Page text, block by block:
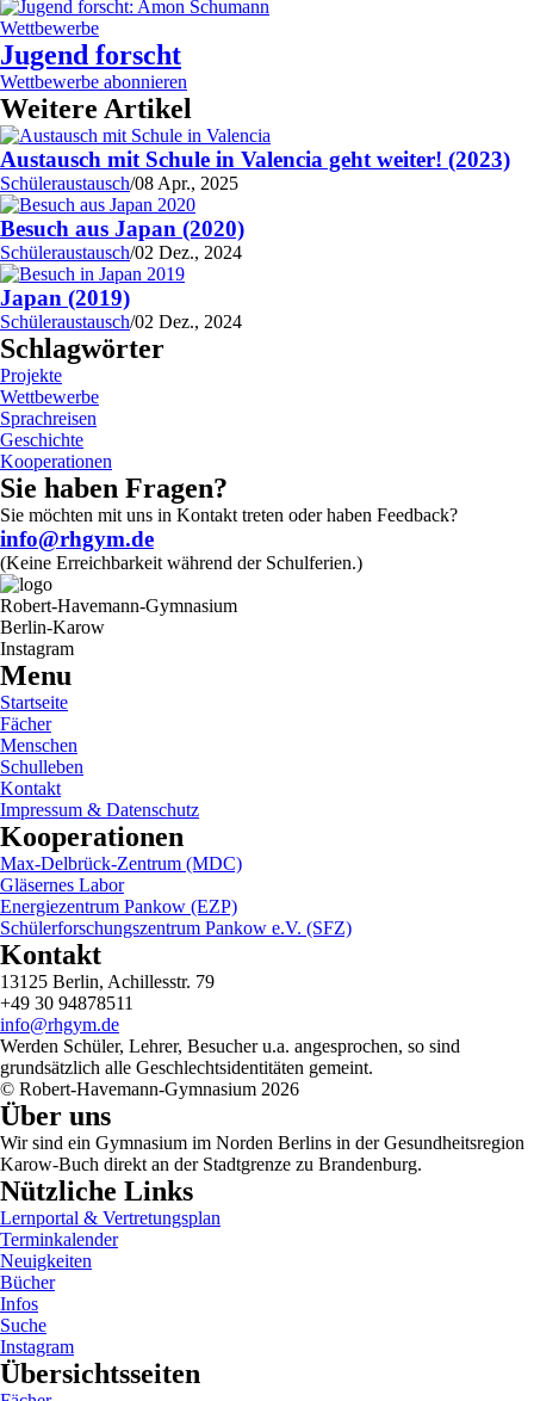
Wettbewerbe
Jugend forscht
Wettbewerbe abonnieren
Weitere Artikel
Austausch mit Schule in Valencia geht weiter! (2023)
Schüleraustausch/08 Apr., 2025
Besuch aus Japan (2020)
Schüleraustausch/02 Dez., 2024
Japan (2019)
Schüleraustausch/02 Dez., 2024
Schlagwörter
Projekte
Wettbewerbe
Sprachreisen
Geschichte
Kooperationen
Sie haben Fragen?
Sie möchten mit uns in Kontakt treten oder haben Feedback?
info@rhgym.de
(Keine Erreichbarkeit während der Schulferien.)
Robert-Havemann-Gymnasium
Berlin-Karow
Instagram
Menu
Startseite
Fächer
Menschen
Schulleben
Kontakt
Impressum & Datenschutz
Kooperationen
Max-Delbrück-Zentrum (MDC)
Gläsernes Labor
Energiezentrum Pankow (EZP)
Schülerforschungszentrum Pankow e.V. (SFZ)
Kontakt
13125 Berlin, Achillesstr. 79
+49 30 94878511
info@rhgym.de
Werden Schüler, Lehrer, Besucher u.a. angesprochen, so sind
grundsätzlich alle Geschlechtsidentitäten gemeint.
© Robert-Havemann-Gymnasium 2026
Über uns
Wir sind ein Gymnasium im Norden Berlins in der Gesundheitsregion
Karow-Buch direkt an der Stadtgrenze zu Brandenburg.
Nützliche Links
Lernportal & Vertretungsplan
Terminkalender
Neuigkeiten
Bücher
Infos
Suche
Instagram
Übersichtsseiten